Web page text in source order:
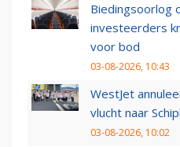
Biedingsoorlog
investeerders
voor bod
03-08-2026, 10:43
WestJet
vlucht naar
03-08-2026, 10:02